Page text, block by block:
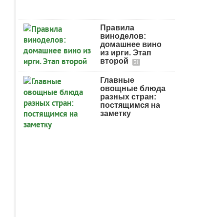
Правила
виноделов:
домашнее вино
из ирги. Этап
второй
31
Главные
овощные блюда
разных стран:
постящимся на
заметку